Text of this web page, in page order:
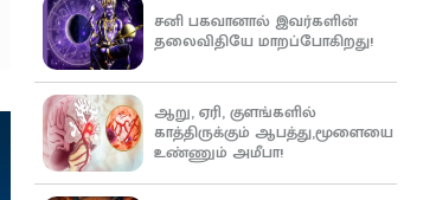
சனி பகவானால் இவர்களின்
தலைவிதியே மாறப்போகிறது!
ஆறு, ஏரி, குளங்களில்
காத்திருக்கும் ஆபத்து,மூளையை
உண்ணும் அமீபா!